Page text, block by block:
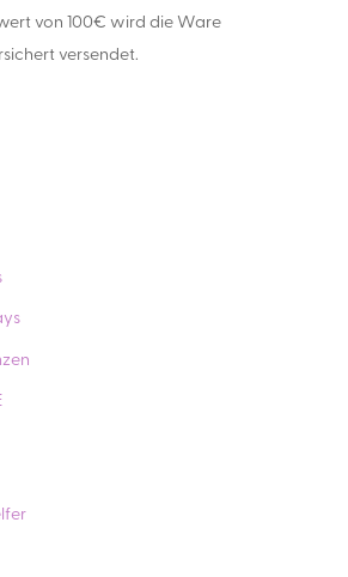
von 100€ wird die Ware
versendet.